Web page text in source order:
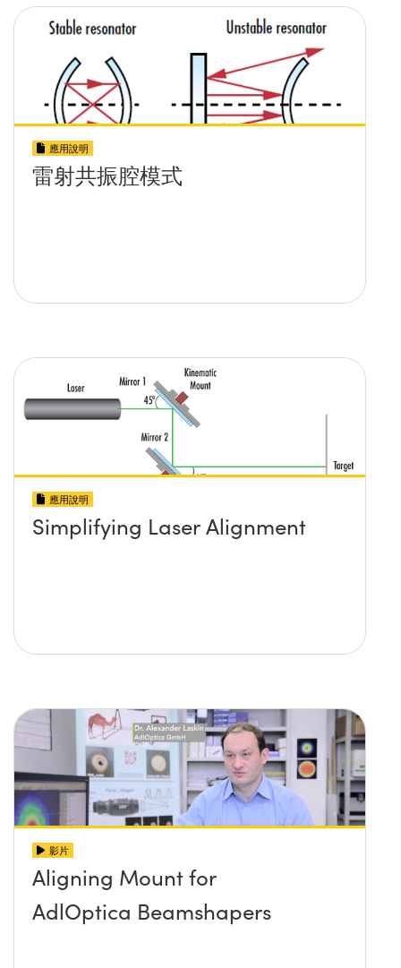
應用說明
雷射共振腔模式
應用說明
Simplifying Laser Alignment
影片
Aligning Mount for
AdlOptica Beamshapers